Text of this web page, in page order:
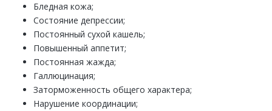
Бледная кожа;
Состояние депрессии;
Постоянный сухой кашель;
Повышенный аппетит;
Постоянная жажда;
Галлюцинация;
Заторможенность общего характера;
Нарушение координации;